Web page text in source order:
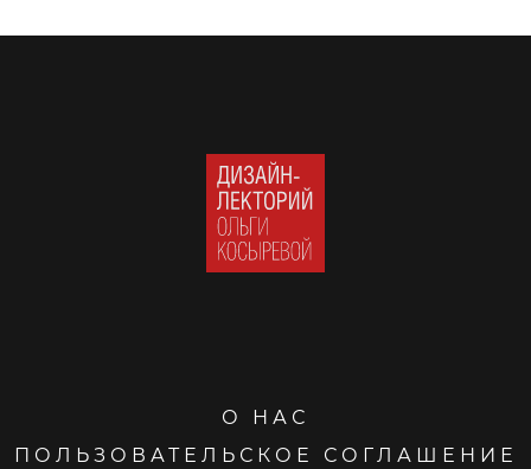
О НАС
ПОЛЬЗОВАТЕЛЬСКОЕ СОГЛАШЕНИЕ